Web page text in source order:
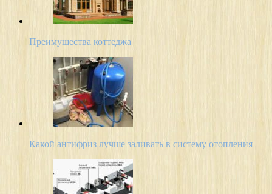
Преимущества коттеджа
Какой антифриз лучше заливать в систему отопления